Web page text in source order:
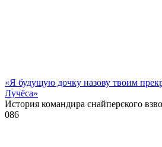
«Я будущую дочку назову твоим
Лучёса»
История командира снайперского
086